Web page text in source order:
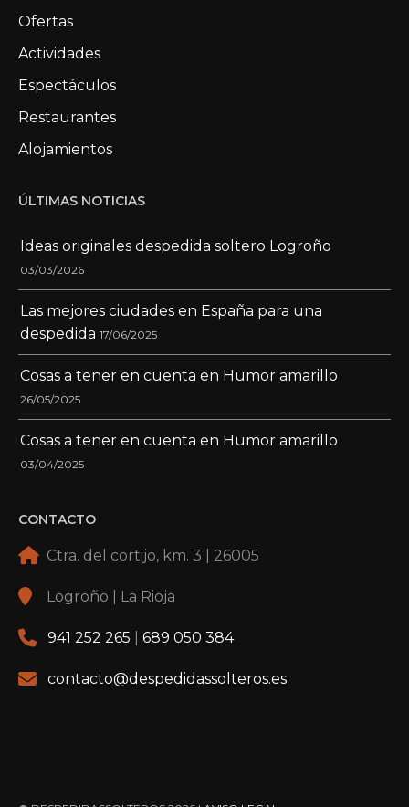
Ofertas
Actividades
Espectáculos
Restaurantes
Alojamientos
ÚLTIMAS NOTICIAS
Ideas originales despedida soltero Logroño
03/03/2026
Las mejores ciudades en España para una
despedida 17/06/2025
Cosas a tener en cuenta en Humor amarillo
26/05/2025
Cosas a tener en cuenta en Humor amarillo
03/04/2025
CONTACTO
Ctra. del cortijo, km. 3 | 26005
Logroño | La Rioja
941 252 265 689 050 384
contacto@despedidassolteros.es